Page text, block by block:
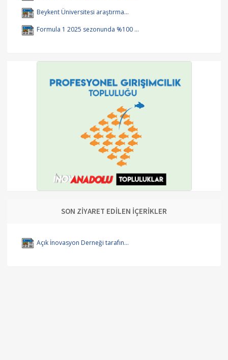
Beykent Üniversitesi araştırma...
Formula 1 2025 sezonunda %100 ...
SON ZİYARET EDİLEN İÇERİKLER
Açık İnovasyon Derneği tarafın...